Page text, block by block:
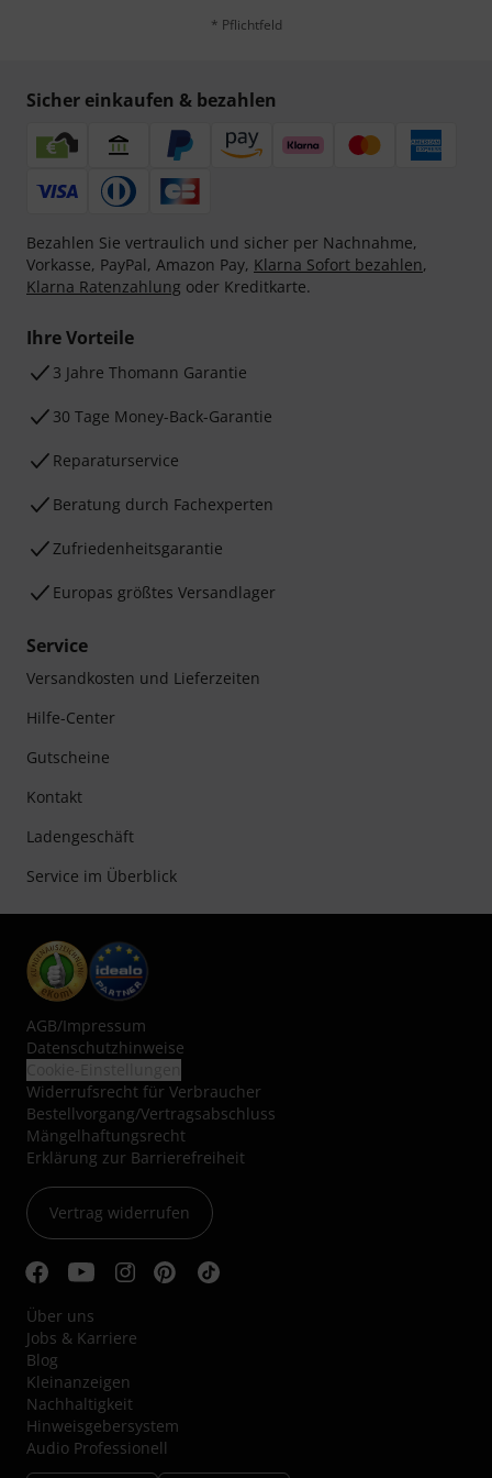
* Pflichtfeld
Sicher einkaufen & bezahlen
Bezahlen Sie vertraulich und sicher per Nachnahme,
Vorkasse, PayPal, Amazon Pay, Klarna Sofort bezahlen,
Klarna Ratenzahlung oder Kreditkarte.
Ihre Vorteile
3 Jahre Thomann Garantie
30 Tage Money-Back-Garantie
Reparaturservice
Beratung durch Fachexperten
Zufriedenheitsgarantie
Europas größtes Versandlager
Service
Versandkosten und Lieferzeiten
Hilfe-Center
Gutscheine
Kontakt
Ladengeschäft
Service im Überblick
AGB/Impressum
Datenschutzhinweise
Widerrufsrecht für Verbraucher
Bestellvorgang/Vertragsabschluss
Mängelhaftungsrecht
Erklärung zur Barrierefreiheit
Vertrag widerrufen
Über uns
Jobs & Karriere
Blog
Kleinanzeigen
Nachhaltigkeit
Hinweisgebersystem
Audio Professionell